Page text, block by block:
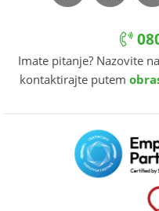
Imate pitanje? Nazovite
kontaktirajte putem